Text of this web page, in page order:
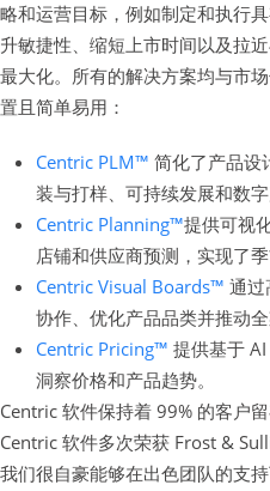
略和运营目标，例如制定和执行
升敏捷性、缩短上市时间以及拉
最大化。所有的解决方案均与市
置且简单易用：
Centric PLM™ 简化了产品设
装与打样、可持续发展和数字
Centric Planning™提供可视
店铺和供应商预测，实现了
Centric Visual Boards™ 通过
协作、优化产品品类并推动
Centric Pricing™ 提供基于
洞察价格和产品趋势。
Centric 软件保持着 99% 的客户
Centric 软件多次荣获 Frost &
我们很自豪能够在出色团队的支